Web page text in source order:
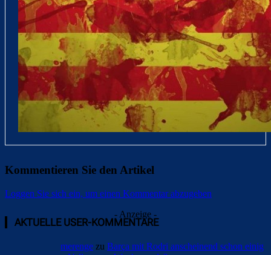
Kommentieren Sie den Artikel
Loggen Sie sich ein, um einen Kommentar abzugeben
- Anzeige -
AKTUELLE USER-KOMMENTARE
merenge zu Barça mit Rodri anscheinend schon einig